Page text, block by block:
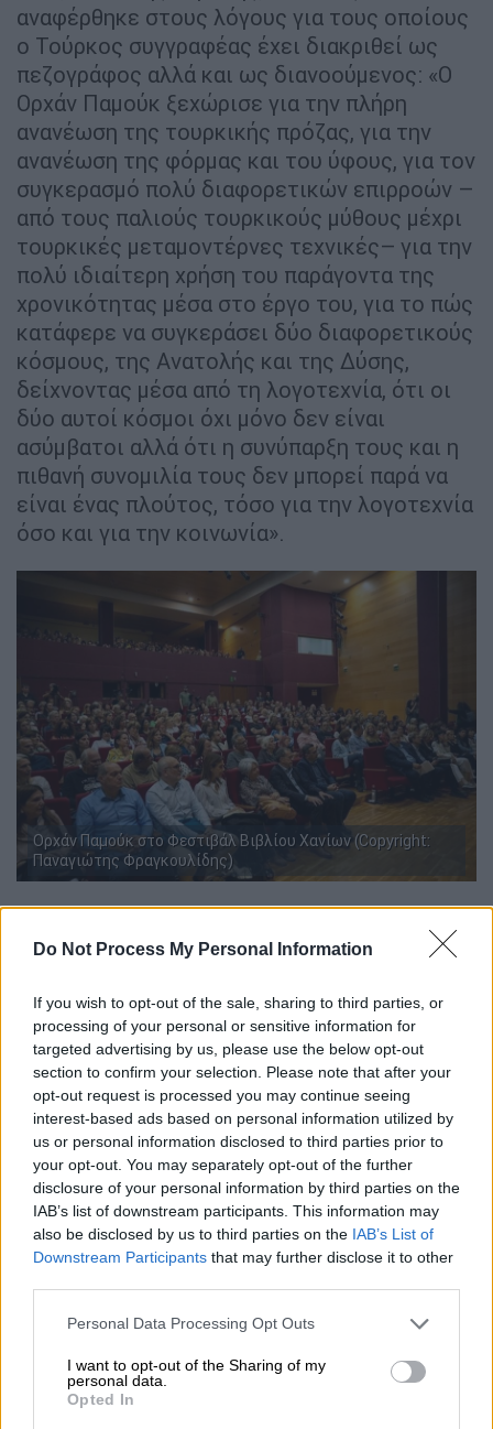
Do Not Process My Personal Information
If you wish to opt-out of the sale, sharing to third parties, or
processing of your personal or sensitive information for
targeted advertising by us, please use the below opt-out
section to confirm your selection. Please note that after your
opt-out request is processed you may continue seeing
interest-based ads based on personal information utilized by
us or personal information disclosed to third parties prior to
your opt-out. You may separately opt-out of the further
disclosure of your personal information by third parties on the
IAB’s list of downstream participants. This information may
also be disclosed by us to third parties on the IAB’s List of
Downstream Participants that may further disclose it to other
Please note that this website/app uses one or more Google
not limited to your visit or usage behaviour. You may click to
grant or deny consent to Google and its third-party tags to
use your data for below specified purposes in below Google
Personal Data Processing Opt Outs
I want to opt-out of the Sharing of my
personal data.
Opted In
αναφέρθηκε στους λόγους για τους οποίους
ο Τούρκος συγγραφέας έχει διακριθεί ως
πεζογράφος αλλά και ως διανοούμενος: «Ο
Ορχάν Παμούκ ξεχώρισε για την πλήρη
ανανέωση της τουρκικής πρόζας, για την
ανανέωση της φόρμας και του ύφους, για τον
συγκερασμό πολύ διαφορετικών επιρροών –
από τους παλιούς τουρκικούς μύθους μέχρι
τουρκικές μεταμοντέρνες τεχνικές– για την
πολύ ιδιαίτερη χρήση του παράγοντα της
χρονικότητας μέσα στο έργο του, για το πώς
κατάφερε να συγκεράσει δύο διαφορετικούς
κόσμους, της Ανατολής και της Δύσης,
δείχνοντας μέσα από τη λογοτεχνία, ότι οι
δύο αυτοί κόσμοι όχι μόνο δεν είναι
ασύμβατοι αλλά ότι η συνύπαρξη τους και η
πιθανή συνομιλία τους δεν μπορεί παρά να
είναι ένας πλούτος, τόσο για την λογοτεχνία
όσο και για την κοινωνία».
Ορχάν Παμούκ στο Φεστιβάλ Βιβλίου Χανίων (Copyright:
Παναγιώτης Φραγκουλίδης)
Ο ίδιος ο Ορχάν Παμούκ, μεταξύ άλλων, είπε:
- «Αν σκεφτώ τις ρίζες της
δημιουργικότητας, θα έλεγα πως όταν
φέρνεις κοντά πράγματα που δεν έχουν
έρθει ξανά κοντά στο παρελθόν και βλέπεις
τη σπίθα που δημιουργείται ανάμεσά τους,
τότε προκύπτει κάτι τρίτο, καινούργιο. Κι
αυτό το τρίτο, νέο πράγμα αποκτά τη δική
του ζωή. Έτσι σκέφτομαι τη
δημιουργικότητα, τη μοναδικότητα, την
πρωτοτυπία.Η επινόηση προκύπτει από το
να φέρνεις κοντά πράγματα που δεν είχαν
- «Η σύγκρουση υπάρχει ανάμεσα στον
σύζυγο και τη σύζυγο, ανάμεσα στον
συγγραφέα και τον εκδότη, ανάμεσα στον
αναγνώστη και τον συγγραφέα. Είναι παντού,